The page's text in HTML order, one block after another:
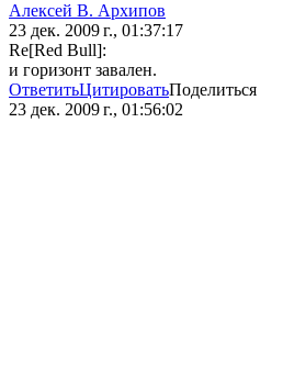
Алексей В. Архипов
23 дек. 2009 г., 01:37:17
Re[Red Bull]:
и горизонт завален.
ОтветитьЦитироватьПоделиться
23 дек. 2009 г., 01:56:02